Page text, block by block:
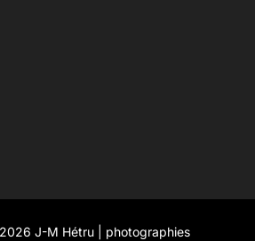
J-M Hétru | photographies